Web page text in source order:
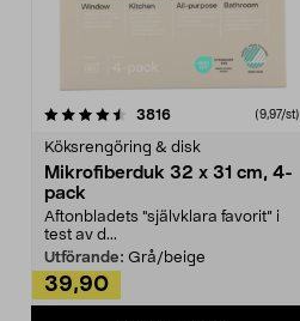
3816recensioner (9,97/st)
Köksrengöring & disk
Mikrofiberduk 32 x 31 cm, 4-
pack
Aftonbladets "självklara favorit” i
test av d...
Utförande: Grå/beige
39,90
4.0av 5 stjärnor